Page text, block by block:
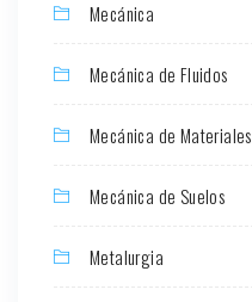
Mecánica
Mecánica de Fluidos
Mecánica de Materiales
Mecánica de Suelos
Metalurgia